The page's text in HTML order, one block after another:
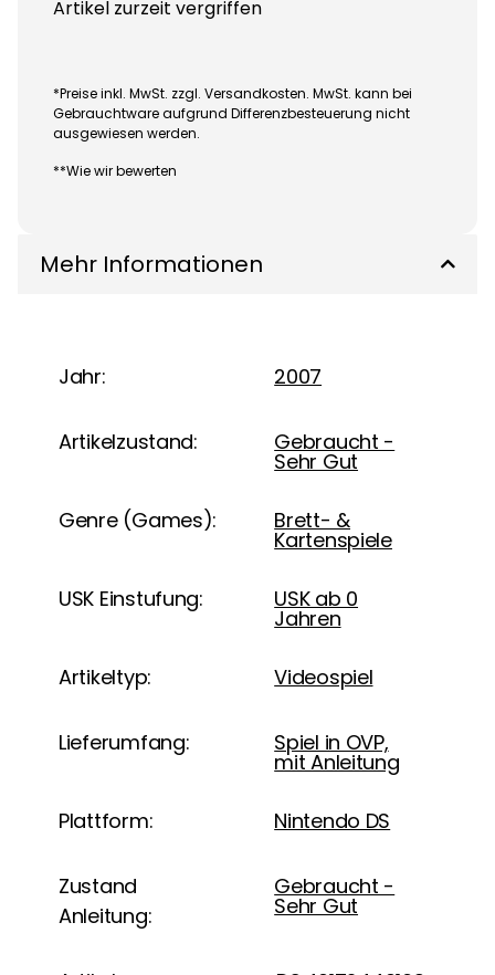
Artikel zurzeit vergriffen
*Preise inkl. MwSt. zzgl. Versandkosten. MwSt. kann bei
Gebrauchtware aufgrund Differenzbesteuerung nicht
ausgewiesen werden.
**Wie wir bewerten
Mehr Informationen
Jahr: 2007
Artikelzustand: Gebraucht -
Sehr Gut
Genre (Games): Brett- &
Kartenspiele
USK Einstufung: USK ab 0
Jahren
Artikeltyp: Videospiel
Lieferumfang: Spiel in OVP,
mit Anleitung
Plattform: Nintendo DS
Zustand
Anleitung:
Gebraucht -
Sehr Gut